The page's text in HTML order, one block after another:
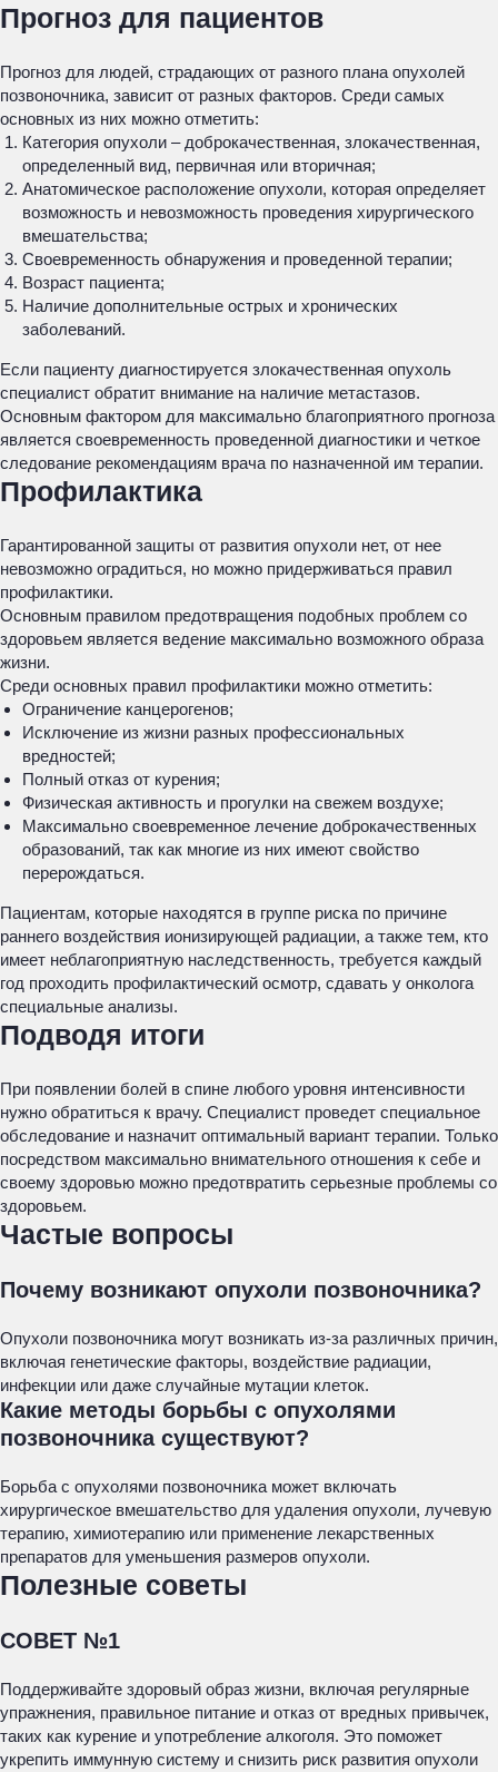
Прогноз для пациентов
Прогноз для людей, страдающих от разного плана опухолей
позвоночника, зависит от разных факторов. Среди самых
основных из них можно отметить:
Категория опухоли – доброкачественная, злокачественная,
определенный вид, первичная или вторичная;
Анатомическое расположение опухоли, которая определяет
возможность и невозможность проведения хирургического
вмешательства;
Своевременность обнаружения и проведенной терапии;
Возраст пациента;
Наличие дополнительные острых и хронических
заболеваний.
Если пациенту диагностируется злокачественная опухоль
специалист обратит внимание на наличие метастазов.
Основным фактором для максимально благоприятного прогноза
является своевременность проведенной диагностики и четкое
следование рекомендациям врача по назначенной им терапии.
Профилактика
Гарантированной защиты от развития опухоли нет, от нее
невозможно оградиться, но можно придерживаться правил
профилактики.
Основным правилом предотвращения подобных проблем со
здоровьем является ведение максимально возможного образа
жизни.
Среди основных правил профилактики можно отметить:
Ограничение канцерогенов;
Исключение из жизни разных профессиональных
вредностей;
Полный отказ от курения;
Физическая активность и прогулки на свежем воздухе;
Максимально своевременное лечение доброкачественных
образований, так как многие из них имеют свойство
перерождаться.
Пациентам, которые находятся в группе риска по причине
раннего воздействия ионизирующей радиации, а также тем, кто
имеет неблагоприятную наследственность, требуется каждый
год проходить профилактический осмотр, сдавать у онколога
специальные анализы.
Подводя итоги
При появлении болей в спине любого уровня интенсивности
нужно обратиться к врачу. Специалист проведет специальное
обследование и назначит оптимальный вариант терапии. Только
посредством максимально внимательного отношения к себе и
своему здоровью можно предотвратить серьезные проблемы со
здоровьем.
Частые вопросы
Почему возникают опухоли позвоночника?
Опухоли позвоночника могут возникать из-за различных причин,
включая генетические факторы, воздействие радиации,
инфекции или даже случайные мутации клеток.
Какие методы борьбы с опухолями
позвоночника существуют?
Борьба с опухолями позвоночника может включать
хирургическое вмешательство для удаления опухоли, лучевую
терапию, химиотерапию или применение лекарственных
препаратов для уменьшения размеров опухоли.
Полезные советы
СОВЕТ №1
Поддерживайте здоровый образ жизни, включая регулярные
упражнения, правильное питание и отказ от вредных привычек,
таких как курение и употребление алкоголя. Это поможет
укрепить иммунную систему и снизить риск развития опухоли